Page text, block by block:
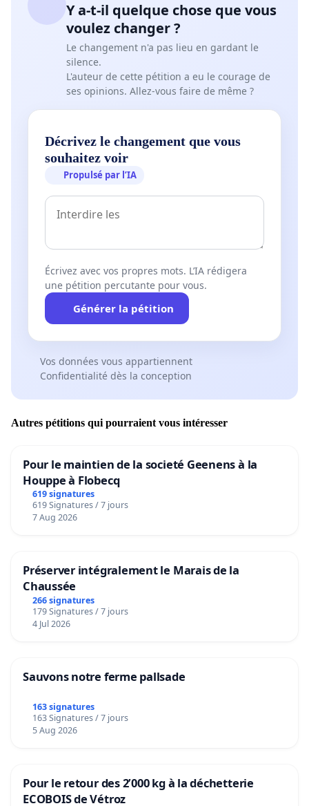
Y a-t-il quelque chose que vous
voulez changer ?
Le changement n'a pas lieu en gardant le
silence.
L'auteur de cette pétition a eu le courage de
ses opinions. Allez-vous faire de même ?
Décrivez le changement que vous
souhaitez voir
Propulsé par l’IA
Écrivez avec vos propres mots. L’IA rédigera
une pétition percutante pour vous.
Générer la pétition
Vos données vous appartiennent
Confidentialité dès la conception
Autres pétitions qui pourraient vous intéresser
Pour le maintien de la societé Geenens à la
Houppe à Flobecq
619 signatures
619 Signatures / 7 jours
7 Aug 2026
Préserver intégralement le Marais de la
Chaussée
266 signatures
179 Signatures / 7 jours
4 Jul 2026
Sauvons notre ferme pallsade
163 signatures
163 Signatures / 7 jours
5 Aug 2026
Pour le retour des 2’000 kg à la déchetterie
ECOBOIS de Vétroz